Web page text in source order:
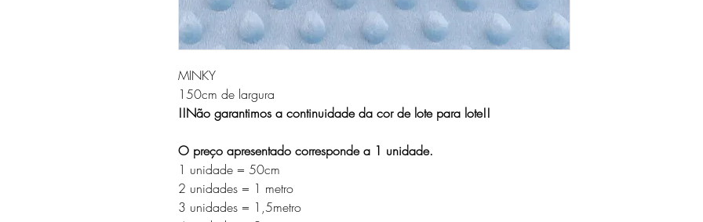
MINKY
150cm de largura
!!Não garantimos a continuidade da cor de lote para lote!!
O preço apresentado corresponde a 1 unidade.
1 unidade = 50cm
2 unidades = 1 metro
3 unidades = 1,5metro